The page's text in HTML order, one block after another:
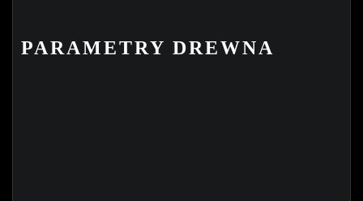
PARAMETRY DREWNA